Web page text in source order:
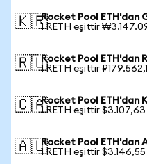
🇰🇷Rocket Pool ETH'dan
1 RETH eşittir
🇷🇺Rocket Pool ETH'dan
1 RETH eşittir
🇨🇦Rocket Pool ETH'dan
1 RETH eşittir $3.107,63
🇦🇺Rocket Pool ETH'dan
1 RETH eşittir $3.146,55